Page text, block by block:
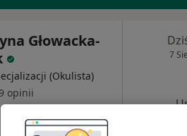
Głowacka-
(Okulista)
9 opinii
7 Sie